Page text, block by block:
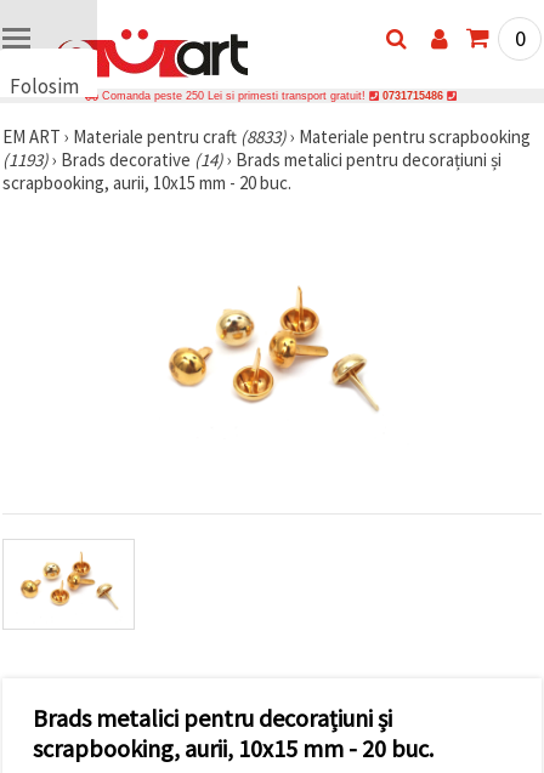
Folosim
uri
🍪 Folosim
cookie-uri
afișa
conținut și
reclame
mai
analiză și
Puteți fi de
0
Comanda peste 250 Lei si primesti transport gratuit! 0731715486
EM ART › Materiale pentru craft (8833)› Materiale pentru scrapbooking
(1193)› Brads decorative (14)› Brads metalici pentru decorațiuni și
scrapbooking, aurii, 10x15 mm - 20 buc.
Brads metalici pentru decorațiuni și
scrapbooking, aurii, 10x15 mm - 20 buc.